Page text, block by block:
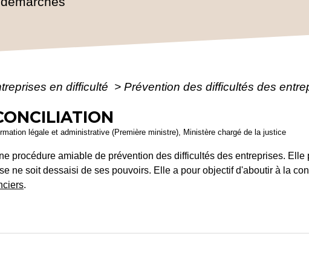
en difficulté > Prévention des difficultés des
légale et administrative (Première ministre), Ministère chargé de la justice
procédure amiable de prévention des difficultés des entreprises.
ne soit dessaisi de ses pouvoirs. Elle a pour objectif d'aboutir à la
.